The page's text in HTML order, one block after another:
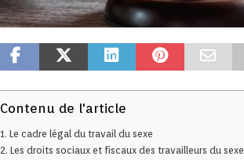
Contenu de l'article
Le cadre légal du travail du sexe
Les droits sociaux et fiscaux des travailleurs du sexe